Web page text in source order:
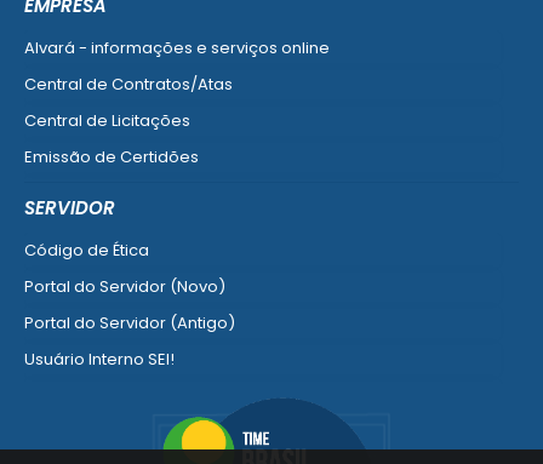
EMPRESA
Alvará - informações e serviços online
Central de Contratos/Atas
Central de Licitações
Emissão de Certidões
SERVIDOR
Código de Ética
Portal do Servidor (Novo)
Portal do Servidor (Antigo)
Usuário Interno SEI!